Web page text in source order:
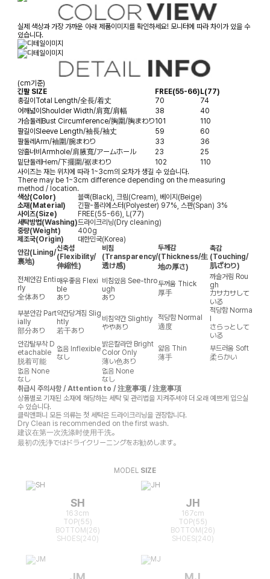
실제 색상과 가장 가까운 아래 제품이미지를 확인하세요! 모니터에 따라 차이가 있을 수
있습니다.
(cm기준)
긴팔 SIZE
FREE(55-66)L(77)
총길이Total Length/全長/着丈 70
74
어깨넓이Shoulder Width/肩寬/肩幅 38
40
가슴둘레Bust Circumference/胸圍/胸まわり101
110
팔길이Sleeve Length/袖長/袖丈 59
60
팔둘레Arm/袖圍/腕まわり 33
36
암홀너비Armhole/肩腋寬/アームホール 23
25
밑단둘레Hem/下擺圍/裾まわり 102
110
사이즈는 재는 위치에 따라 1~3cm의 오차가 생길 수 있습니다.
There may be 1~3cm difference depending on the measuring
method / location.
색상(Color)
블랙(Black), 크림(Cream), 베이지(Beige)
소재(Material)
긴팔-폴리에스터(Polyester) 97%, 스판(Span) 3%
사이즈(Size)
FREE(55-66), L(77)
세탁방법(Washing)드라이크리닝(Dry cleaning)
중량(Weight)
400g
제조국(Origin)
대한민국(Korea)
안감(Lining/
裏地)
신축성
(Flexibility/
伸縮性)
비침
(Transparency/
透け感)
두께감
(Thickness/生
地の厚さ)
촉감
(Touching/
肌ざわり)
전체안감 Enti
rly
全体あり
매우좋음 Flexi
ble
あり
비침있음 See-thro
ugh
あり
두꺼움 Thick
厚手
까슬거림 Rou
gh
カサカサして
いる
부분안감 Part
ially
部分あり
약간당겨짐 Slig
htly
若干あり
비침약간 Slightly
ややあり
적당함 Normal
適度
적당함 Norma
l
さらっとして
いる
안감탈부착 D
etachable
脱着可能
없음 Inflexible
なし
밝은칼라만 Bright
Color Only
薄い色あり
얇음 Thin
薄手
부드러움 Soft
柔らかい
없음 None
なし
없음 None
なし
취급시 주의사항 / Attention to / 注意事项 / 注意事項
상품별로 기재된 소재에 해당하는 세탁 및 관리법을 지켜주셔야 더 오래 예쁘게 입으실
수 있습니다.
클릭앤퍼니 모든 의류는 첫 세탁은 드라이크리닝을 권장합니다.
Dry Clean is recommended on the first wash.
建议在第一次洗涤时使用干洗。
最初の洗浄ではドライクリーニングをお勧めします。
MODEL SIZE
SH
163cm
TOP(55)
BOTTOM(26)
SHOES(240)
JH
167cm
TOP(55)
BOTTOM(26)
SHOES(240)